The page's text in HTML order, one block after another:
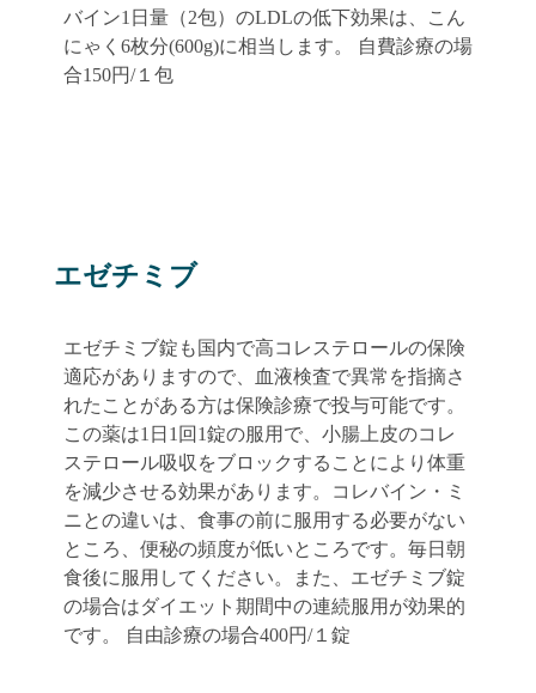
バイン1日量（2包）のLDLの低下効果は、こん
にゃく6枚分(600g)に相当します。 自費診療の場
合150円/１包
エゼチミブ
エゼチミブ錠も国内で高コレステロールの保険
適応がありますので、血液検査で異常を指摘さ
れたことがある方は保険診療で投与可能です。
この薬は1日1回1錠の服用で、小腸上皮のコレ
ステロール吸収をブロックすることにより体重
を減少させる効果があります。コレバイン・ミ
ニとの違いは、食事の前に服用する必要がない
ところ、便秘の頻度が低いところです。毎日朝
食後に服用してください。また、エゼチミブ錠
の場合はダイエット期間中の連続服用が効果的
です。 自由診療の場合400円/１錠